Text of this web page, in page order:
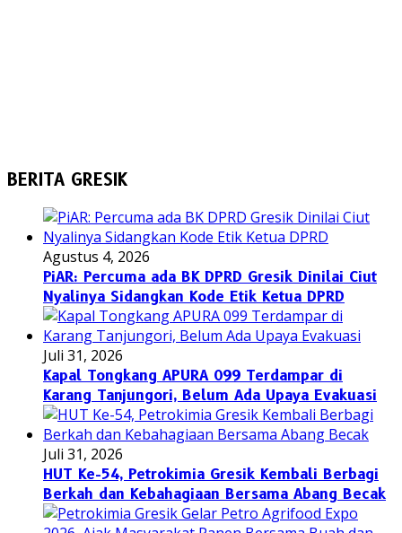
BERITA GRESIK
Agustus 4, 2026
PiAR: Percuma ada BK DPRD Gresik Dinilai Ciut
Nyalinya Sidangkan Kode Etik Ketua DPRD
Juli 31, 2026
Kapal Tongkang APURA 099 Terdampar di
Karang Tanjungori, Belum Ada Upaya Evakuasi
Juli 31, 2026
HUT Ke-54, Petrokimia Gresik Kembali Berbagi
Berkah dan Kebahagiaan Bersama Abang Becak